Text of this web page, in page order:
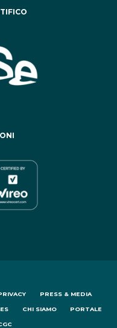
PRESS & MEDIA
CHI SIAMO PORTALE